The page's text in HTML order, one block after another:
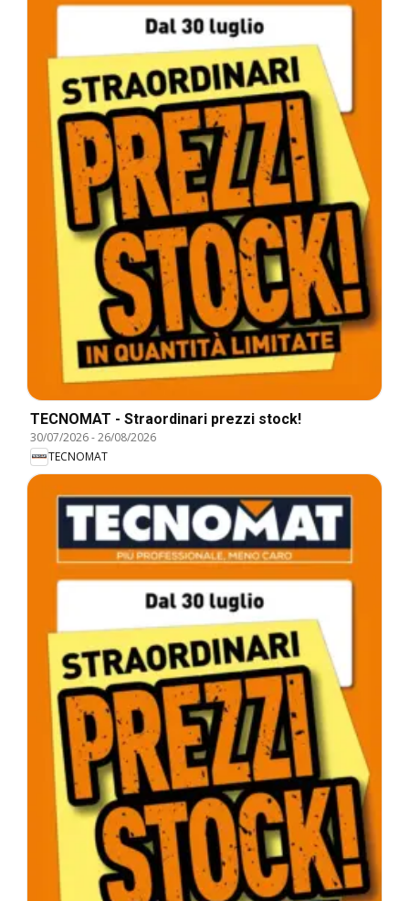
TECNOMAT - Straordinari prezzi stock!
30/07/2026-26/08/2026
TECNOMAT